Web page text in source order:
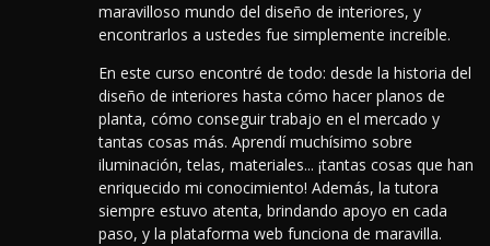
maravilloso mundo del diseño de interiores, y
encontrarlos a ustedes fue simplemente increíble.
En este curso encontré de todo: desde la historia del
diseño de interiores hasta cómo hacer planos de
planta, cómo conseguir trabajo en el mercado y
tantas cosas más. Aprendí muchísimo sobre
iluminación, telas, materiales... ¡tantas cosas que han
enriquecido mi conocimiento! Además, la tutora
siempre estuvo atenta, brindando apoyo en cada
paso, y la plataforma web funciona de maravilla.